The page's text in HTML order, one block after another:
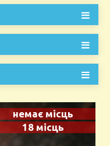
немає місць
18 місць